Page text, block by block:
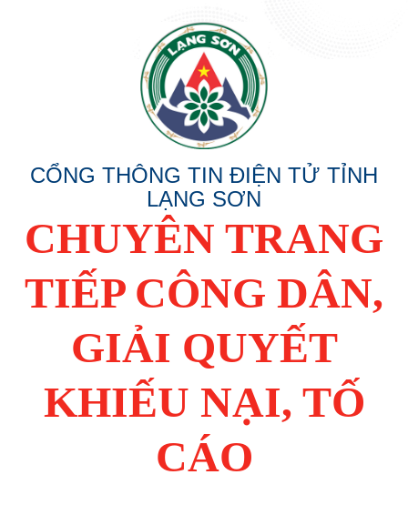
CỔNG THÔNG TIN ĐIỆN TỬ TỈNH
LẠNG SƠN
CHUYÊN TRANG
TIẾP CÔNG DÂN,
GIẢI QUYẾT
KHIẾU NẠI, TỐ
CÁO